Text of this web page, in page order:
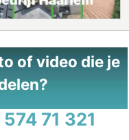
of video die je
71 321